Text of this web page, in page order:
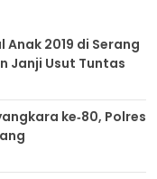
Anak 2019 di Serang
Janji Usut Tuntas
ke‑80, Polres